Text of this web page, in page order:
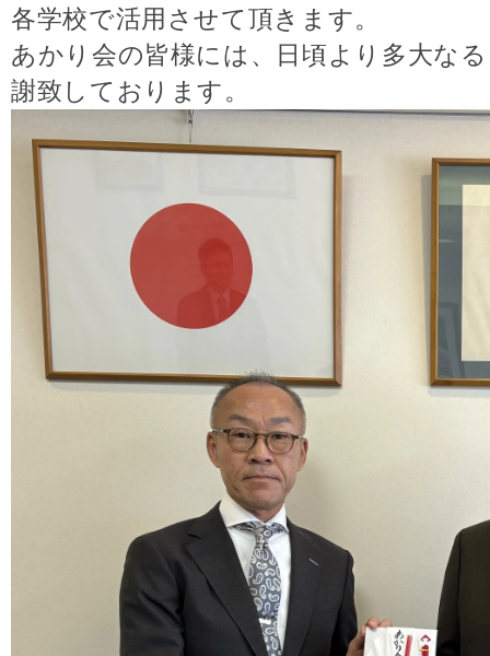
各学校で活用させて頂きます。
あかり会の皆様には、日頃より多大な
謝致しております。